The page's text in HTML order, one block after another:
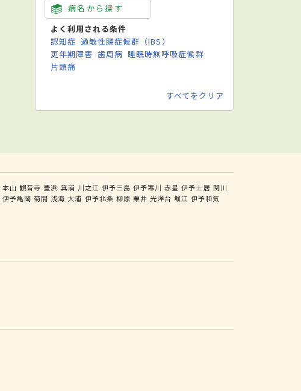
病名から探す
よく利用される条件
認知症 過敏性腸症候群（IBS）
更年期障害 歯周病 睡眠時無呼吸症候群
片頭痛
すべてをクリア
本山 観音寺 豊浜 箕浦 川之江 伊予三島 伊予寒川 赤星 伊予土居 関川
伊予亀岡 菊間 浅海 大浦 伊予北条 柳原 粟井 光洋台 堀江 伊予和気